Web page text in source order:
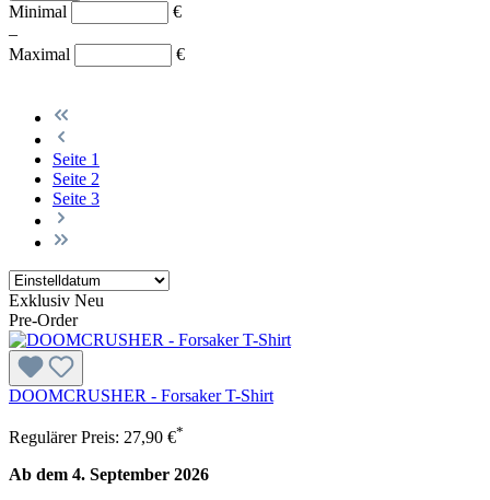
Minimal
€
–
Maximal
€
Seite 1
Seite 2
Seite 3
Exklusiv Neu
Pre-Order
DOOMCRUSHER - Forsaker T-Shirt
Regulärer Preis: 27,90 €*
Ab dem 4. September 2026